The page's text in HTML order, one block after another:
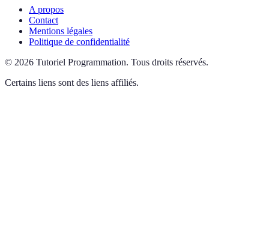
A propos
Contact
Mentions légales
Politique de confidentialité
© 2026 Tutoriel Programmation. Tous droits réservés.
Certains liens sont des liens affiliés.